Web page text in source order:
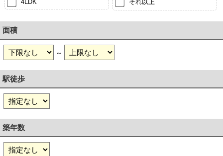
4LDK それ以上
面積
～
駅徒歩
築年数